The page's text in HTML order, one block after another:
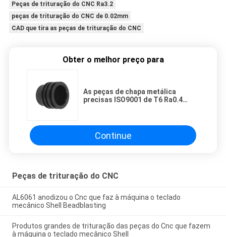
Peças de trituração do CNC Ra3.2
peças de trituração do CNC de 0.02mm
CAD que tira as peças de trituração do CNC
Obter o melhor preço para
As peças de chapa metálica
precisas ISO9001 de T6 Ra0.4
Continue
Peças de trituração do CNC
AL6061 anodizou o Cnc que faz à máquina o teclado
mecânico Shell Beadblasting
Produtos grandes de trituração das peças do Cnc que fazem
à máquina o teclado mecânico Shell